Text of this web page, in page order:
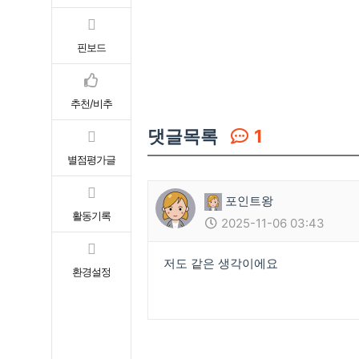
핀보드
추천/비추
별점평가글
활동기록
환경설정
댓글목록 1
포인트왕
2025-11-06 03:43
저도 같은 생각이에요